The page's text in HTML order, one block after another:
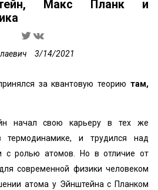
Макс Планк и
3/14/2021
за квантовую теорию там,
начал свою карьеру в тех же
и трудился над
с ролью атомов. Но в отличие от
современной физики человеком
атома у Эйнштейна с Планком